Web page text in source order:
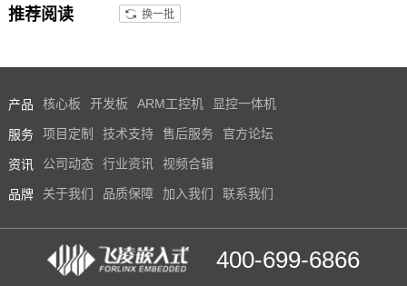
推荐阅读 换一批
产品 核心板 开发板 ARM工控机 显控一体机
服务 项目定制 技术支持 售后服务 官方论坛
资讯 公司动态 行业资讯 视频合辑
品牌 关于我们 品质保障 加入我们 联系我们
400-699-6866